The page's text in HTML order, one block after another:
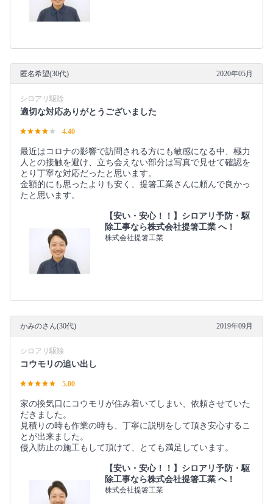
匿名希望(30代) 2020年05月
シロアリ駆除
適切な対応ありがとうございました
4.40
最近はコロナの影響で訪問される方にも敏感になる中、極力
人との接触を避け、立ち会えない部分は写真で見せて確認を
とり丁寧な対応だったと思います。
金額的にも思ったよりも安く、提箸工業さんに頼んで良かっ
たと思います。
【安い・安心！！】シロアリ予防・駆
除工事なら株式会社提箸工業 へ！
株式会社提箸工業
かみのさん(30代) 2019年09月
シロアリ駆除
コウモリの追い出し
5.00
家の換気口にコウモリが住み着いてしまい、依頼させていた
だきました。
見積りの時も作業の時も、丁寧に説明をして頂き安心するこ
とが出来ました。
侵入防止の施工もして頂けて、とても満足しています。
【安い・安心！！】シロアリ予防・駆
除工事なら株式会社提箸工業 へ！
株式会社提箸工業